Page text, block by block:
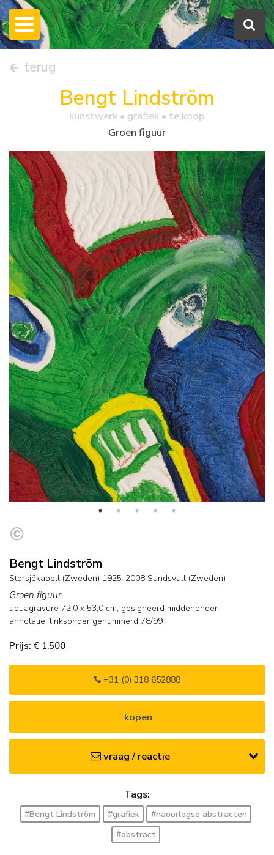
terug
Bengt Lindström
kunstwerk • grafiek • te koop
Groen figuur
Bengt Lindström
Storsjökapell (Zweden) 1925-2008 Sundsvall (Zweden)
Groen figuur
aquagravure 72,0 x 53,0 cm, gesigneerd middenonder
annotatie: linksonder genummerd 78/99
Prijs: € 1.500
+31 (0) 318 652888
kopen
vraag / reactie
Tags:
#Bengt Lindström #grafiek
#naoorlogse abstracten
#abstract